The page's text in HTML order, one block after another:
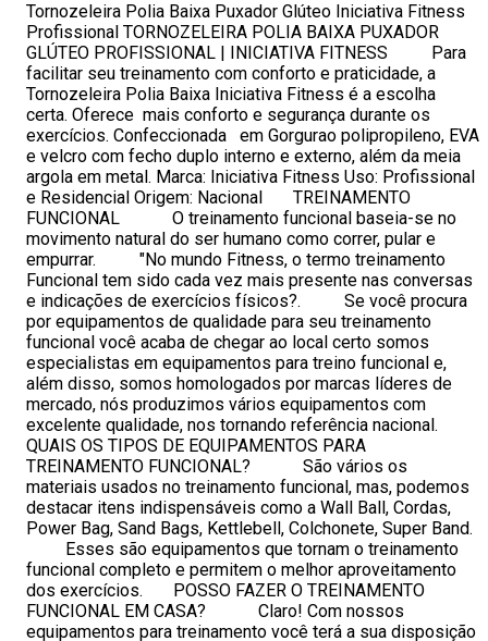
Tornozeleira Polia Baixa Puxador Glúteo Iniciativa Fitness
Profissional TORNOZELEIRA POLIA BAIXA PUXADOR
GLÚTEO PROFISSIONAL | INICIATIVA FITNESS Para
facilitar seu treinamento com conforto e praticidade, a
Tornozeleira Polia Baixa Iniciativa Fitness é a escolha
certa. Oferece mais conforto e segurança durante os
exercícios. Confeccionada em Gorgurao polipropileno, EVA
e velcro com fecho duplo interno e externo, além da meia
argola em metal. Marca: Iniciativa Fitness Uso: Profissional
e Residencial Origem: Nacional TREINAMENTO
FUNCIONAL O treinamento funcional baseia-se no
movimento natural do ser humano como correr, pular e
empurrar. "No mundo Fitness, o termo treinamento
Funcional tem sido cada vez mais presente nas conversas
e indicações de exercícios físicos?. Se você procura
por equipamentos de qualidade para seu treinamento
funcional você acaba de chegar ao local certo somos
especialistas em equipamentos para treino funcional e,
além disso, somos homologados por marcas líderes de
mercado, nós produzimos vários equipamentos com
excelente qualidade, nos tornando referência nacional.
QUAIS OS TIPOS DE EQUIPAMENTOS PARA
TREINAMENTO FUNCIONAL? São vários os
materiais usados no treinamento funcional, mas, podemos
destacar itens indispensáveis como a Wall Ball, Cordas,
Power Bag, Sand Bags, Kettlebell, Colchonete, Super Band.
Esses são equipamentos que tornam o treinamento
funcional completo e permitem o melhor aproveitamento
dos exercícios. POSSO FAZER O TREINAMENTO
FUNCIONAL EM CASA? Claro! Com nossos
equipamentos para treinamento você terá a sua disposição